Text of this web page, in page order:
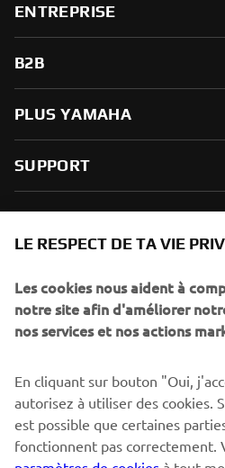
ENTREPRISE
B2B
PLUS YAMAHA
SUPPORT
spéciaux, les lancements de
Lisez notre politique de
nous traitons vos données
Confidentialité
LE RESPECT DE TA VIE
Les cookies nous aident à
notre site afin d'améliorer
nos services et nos actions
En cliquant sur bouton "Oui,
autorisez à utiliser des cookies.
est possible que certaines
fonctionnent pas correctement.